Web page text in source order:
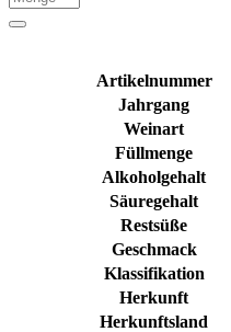
Artikelnummer
Jahrgang
Weinart
Füllmenge
Alkoholgehalt
Säuregehalt
Restsüße
Geschmack
Klassifikation
Herkunft
Herkunftsland